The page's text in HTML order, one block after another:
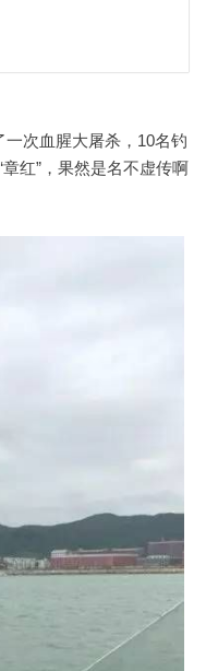
一次血腥大屠杀，10名钓
红”， 果然是名不虚传啊